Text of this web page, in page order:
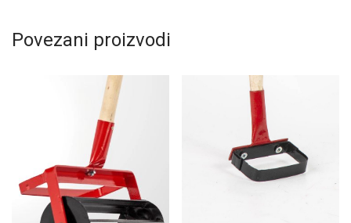
Povezani proizvodi